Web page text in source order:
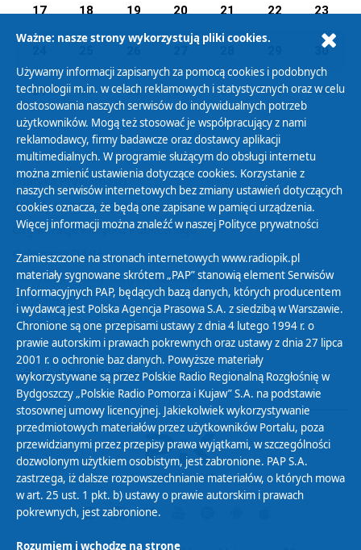
17 18 19 20 21 22 23
30
31 01 02 03 04 05 06
Polityka Prywatności
Zasady korzystania z Serwisu
Organizacje Pożytku Publicznego
Cyfryzacja DAB+
Polityka ochrony danych osobowych
Abonament
Zamówienia publiczne
Biuletyn Informacji Publicznej
Ważne: nasze strony wykorzystują pliki cookies.
Używamy informacji zapisanych za pomocą cookies i podobnych
technologii m.in. w celach reklamowych i statystycznych oraz w celu
dostosowania naszych serwisów do indywidualnych potrzeb
użytkowników. Mogą też stosować je współpracujący z nami
reklamodawcy, firmy badawcze oraz dostawcy aplikacji
multimedialnych. W programie służącym do obsługi internetu
można zmienić ustawienia dotyczące cookies. Korzystanie z
naszych serwisów internetowych bez zmiany ustawień dotyczących
cookies oznacza, że będą one zapisane w pamięci urządzenia.
Więcej informacji można znaleźć w naszej Polityce prywatności
Zamieszczone na stronach internetowych www.radiopik.pl
materiały sygnowane skrótem „PAP” stanowią element Serwisów
Informacyjnych PAP, będących bazą danych, których producentem
i wydawcą jest Polska Agencja Prasowa S.A. z siedzibą w Warszawie.
Chronione są one przepisami ustawy z dnia 4 lutego 1994 r. o
prawie autorskim i prawach pokrewnych oraz ustawy z dnia 27 lipca
2001 r. o ochronie baz danych. Powyższe materiały
wykorzystywane są przez Polskie Radio Regionalną Rozgłośnię w
Bydgoszczy „Polskie Radio Pomorza i Kujaw” S.A. na podstawie
stosownej umowy licencyjnej. Jakiekolwiek wykorzystywanie
przedmiotowych materiałów przez użytkowników Portalu, poza
przewidzianymi przez przepisy prawa wyjątkami, w szczególności
dozwolonym użytkiem osobistym, jest zabronione. PAP S.A.
zastrzega, iż dalsze rozpowszechnianie materiałów, o których mowa
w art. 25 ust. 1 pkt. b) ustawy o prawie autorskim i prawach
pokrewnych, jest zabronione.
Rozumiem i wchodzę na stronę